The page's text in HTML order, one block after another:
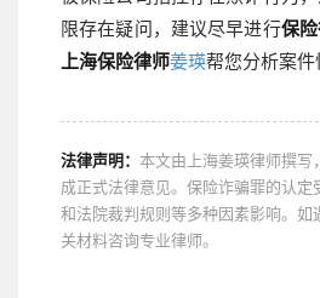
限存在疑问，建议尽早进行保
上海保险律师姜瑛帮您分析案件
法律声明： 本文由上海姜瑛律师撰写
成正式法律意见。保险诈骗罪的认定
和法院裁判规则等多种因素影响。如
关材料咨询专业律师。